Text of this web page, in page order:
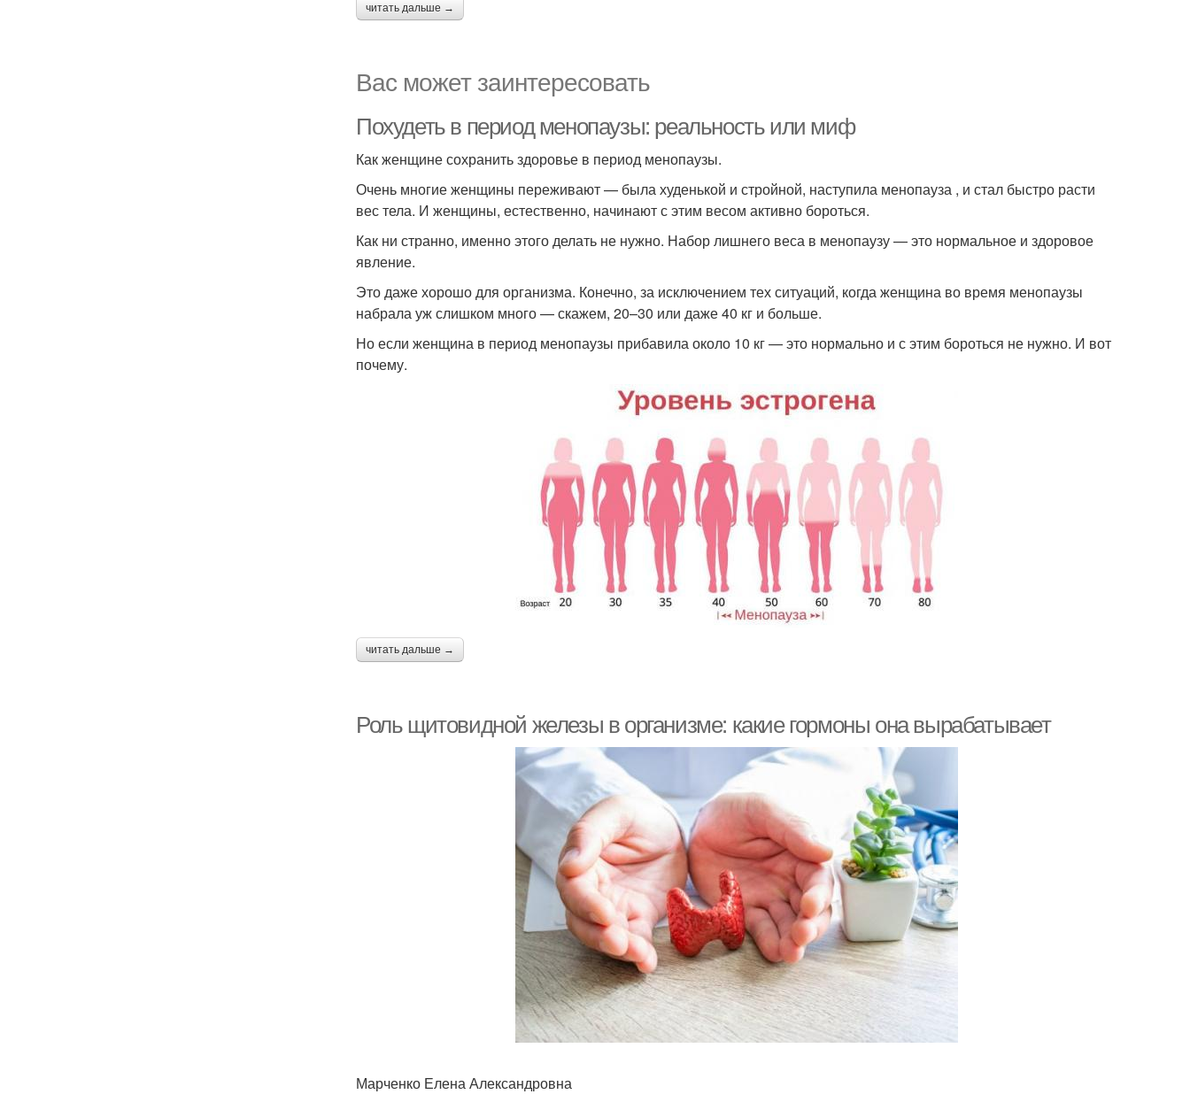
читать дальше →
Вас может заинтересовать
Похудеть в период менопаузы: реальность или миф
Как женщине сохранить здоровье в период менопаузы.
Очень многие женщины переживают — была худенькой и стройной, наступила менопауза , и стал быстро расти
вес тела. И женщины, естественно, начинают с этим весом активно бороться.
Как ни странно, именно этого делать не нужно. Набор лишнего веса в менопаузу — это нормальное и здоровое
явление.
Это даже хорошо для организма. Конечно, за исключением тех ситуаций, когда женщина во время менопаузы
набрала уж слишком много — скажем, 20–30 или даже 40 кг и больше.
Но если женщина в период менопаузы прибавила около 10 кг — это нормально и с этим бороться не нужно. И вот
почему.
читать дальше →
Роль щитовидной железы в организме: какие гормоны она вырабатывает
Марченко Елена Александровна